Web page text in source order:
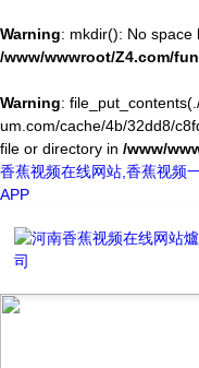
Warning: mkdir(): No space
/www/wwwroot/Z4.com/
Warning:
um.com/cache/4b/32dd8/
file or directory in /www/
香蕉视频在线网站,香蕉视频
APP